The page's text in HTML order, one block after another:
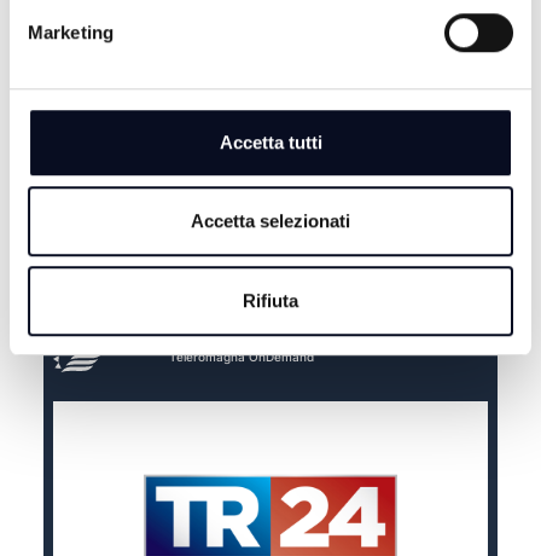
Marketing
Accetta tutti
Accetta selezionati
Rifiuta
Teleromagna OnDemand